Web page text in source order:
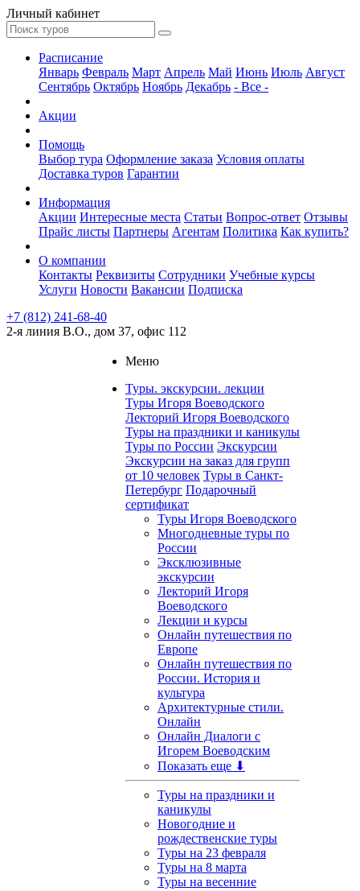
Личный кабинет
Расписание
Январь Февраль Март Апрель Май Июнь Июль Август
Сентябрь Октябрь Ноябрь Декабрь - Все -
Акции
Помощь
Выбор тура Оформление заказа Условия оплаты
Доставка туров Гарантии
Информация
Акции Интересные места Статьи Вопрос-ответ Отзывы
Прайс листы Партнеры Агентам Политика Как купить?
О компании
Контакты Реквизиты Сотрудники Учебные курсы
Услуги Новости Вакансии Подписка
+7 (812) 241-68-40
2-я линия В.О., дом 37, офис 112
Меню
Туры. экскурсии. лекции
Туры Игоря Воеводского
Лекторий Игоря Воеводского
Туры на праздники и каникулы
Туры по России Экскурсии
Экскурсии на заказ для групп
от 10 человек Туры в Санкт-
Петербург Подарочный
сертификат
Туры Игоря Воеводского
Многодневные туры по
России
Эксклюзивные
экскурсии
Лекторий Игоря
Воеводского
Лекции и курсы
Онлайн путешествия по
Европе
Онлайн путешествия по
России. История и
культура
Архитектурные стили.
Онлайн
Онлайн Диалоги с
Игорем Воеводским
Показать еще ⬇
Туры на праздники и
каникулы
Новогодние и
рождественские туры
Туры на 23 февраля
Туры на 8 марта
Туры на весенние